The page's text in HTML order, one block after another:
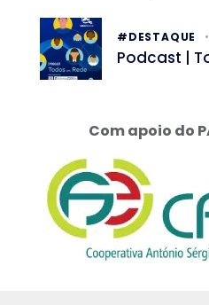
#DESTAQUE
Podcast |
Com apoio do